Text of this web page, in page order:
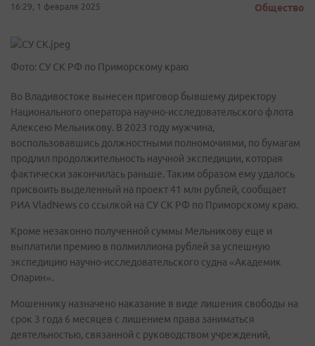
16:29, 1 февраля 2025 Общество
Фото: СУ СК РФ по Приморскому краю
Во Владивостоке вынесен приговор бывшему директору
Национального оператора научно-исследовательского флота
Алексею Мельникову. В 2023 году мужчина,
воспользовавшись должностными полномочиями, по бумагам
продлил продолжительность научной экспедиции, которая
фактически закончилась раньше. Таким образом ему удалось
присвоить выделенный на проект 41 млн рублей, сообщает
РИА VladNews со ссылкой на СУ СК РФ по Приморскому краю.
Кроме незаконно полученной суммы Мельникову еще и
выплатили премию в полмиллиона рублей за успешную
экспедицию научно-исследовательского судна «Академик
Опарин».
Мошеннику назначено наказание в виде лишения свободы на
срок 3 года 6 месяцев с лишением права заниматься
деятельностью, связанной с руководством учреждений,